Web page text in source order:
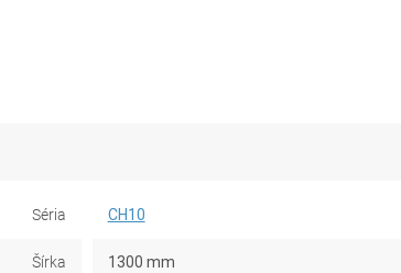
Séria CH10
Šírka 1300 mm